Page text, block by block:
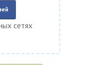
сетях